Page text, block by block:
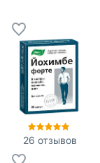
26 отзывов